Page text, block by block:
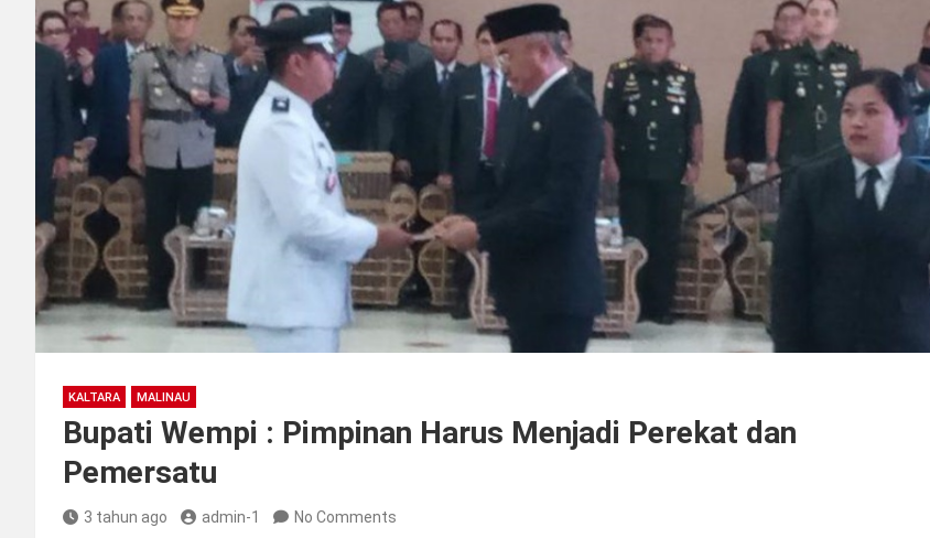
KALTARA MALINAU
Bupati Wempi : Pimpinan Harus Menjadi Perekat dan
Pemersatu
3 tahun ago admin-1 No Comments